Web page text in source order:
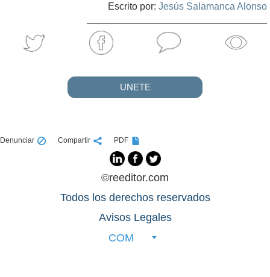
Escrito por: Jesús Salamanca Alonso
UNETE
Denunciar Compartir PDF
©reeditor.com
Todos los derechos reservados
Avisos Legales